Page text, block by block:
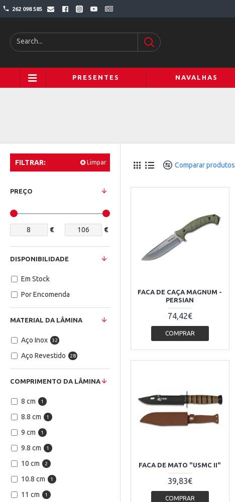
262 098 585
PRESENTES NAVALHAS
FILTRAR: Limpar
PREÇO
€ €
COMPRIMENTO DA LÂMINA
8 cm 1
8.8 cm 1
9 cm 1
9.8 cm 1
10 cm 2
10.8 cm 1
11 cm 1
MATERIAL DA LÂMINA
Aço Inox 32
Aço Revestido 28
DISPONIBILIDADE
Em Stock
Por Encomenda
Comparar produtos
FACA DE CAÇA MAGNUM -
PERSIAN
74,42€
COMPRAR
FACA DE MATO "USMC II"
39,83€
COMPRAR